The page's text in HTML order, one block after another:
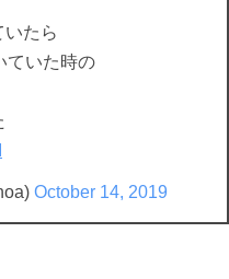
いたら
ていた時の
October 14, 2019